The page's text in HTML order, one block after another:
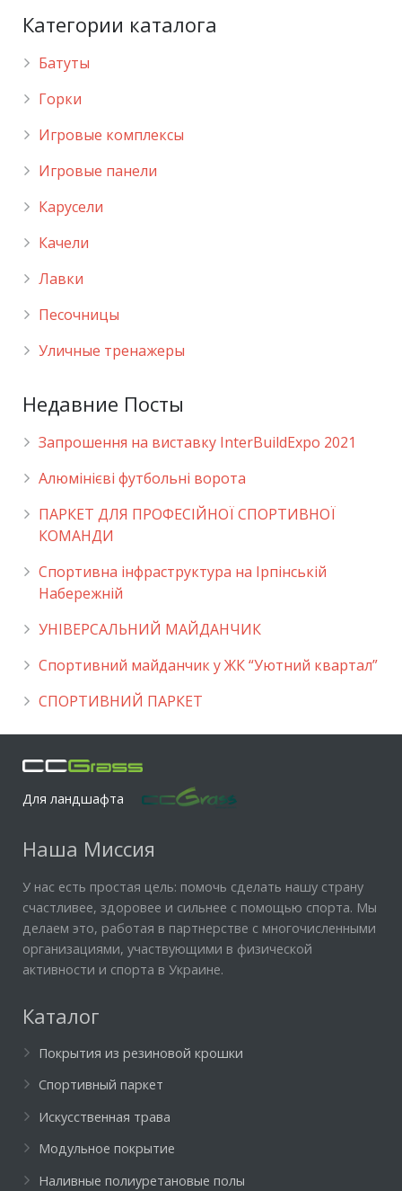
Категории каталога
Батуты
Горки
Игровые комплексы
Игровые панели
Карусели
Качели
Лавки
Песочницы
Уличные тренажеры
Недавние Посты
Запрошення на виставку InterBuildExpo 2021
Алюмінієві футбольні ворота
ПАРКЕТ ДЛЯ ПРОФЕСІЙНОЇ СПОРТИВНОЇ
КОМАНДИ
Спортивна інфраструктура на Ірпінській
Набережній
УНІВЕРСАЛЬНИЙ МАЙДАНЧИК
Cпортивний майданчик у ЖК “Уютний квартал”
СПОРТИВНИЙ ПАРКЕТ
Для ландшафта
Наша Миссия
У нас есть простая цель: помочь сделать нашу страну
счастливее, здоровее и сильнее с помощью спорта. Мы
делаем это, работая в партнерстве с многочисленными
организациями, участвующими в физической
активности и спорта в Украине.
Каталог
Покрытия из резиновой крошки
Спортивный паркет
Искусственная трава
Модульное покрытие
Наливные полиуретановые полы